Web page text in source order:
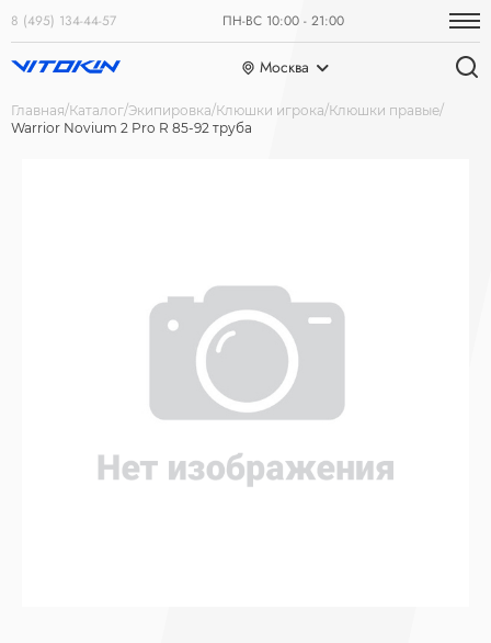
8 (495) 134-44-57 ПН-ВС 10:00 - 21:00
Москва
Главная Каталог Экипировка Клюшки игрока Клюшки правые
Warrior Novium 2 Pro R 85-92 труба